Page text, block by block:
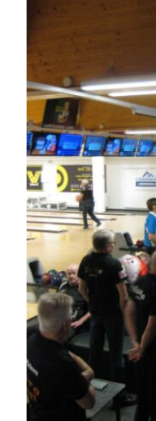
kuvaa
isompana